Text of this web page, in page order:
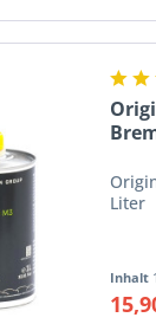
Liter
Inhalt